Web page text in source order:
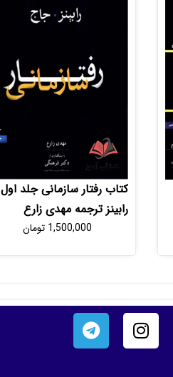
کتاب رفتار سازمانی جلد اول
رابینز ترجمه مهدی زارع
1,500,000 تومان